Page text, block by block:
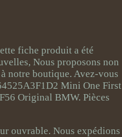
fiche produit a été
Nous proposons non
notre boutique. Avez-vous
Mini One First
Original BMW. Pièces
ouvrable. Nous expédions